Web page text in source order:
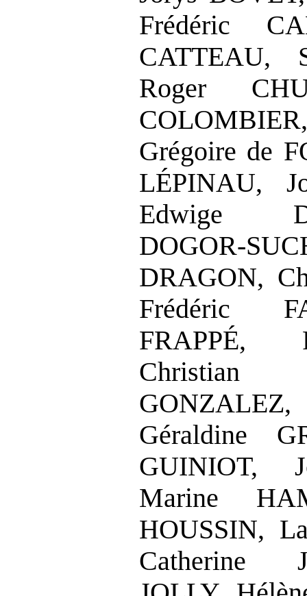
Frédéric
CATTEAU,
Roger
Grégoire de
LÉPINAU,
Edwige
DRAGON,
Frédéric
FRAPPÉ,
Christian
GONZALEZ,
Géraldine
GUINIOT,
Marine
HOUSSIN,
Catherine